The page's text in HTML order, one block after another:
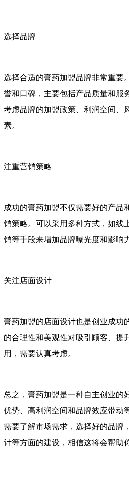
选择品牌
选择合适的膏药加盟品牌非常重要
誉和口碑，主要包括产品质量和服
考虑品牌的加盟政策、利润空间、
素。
注重营销策略
成功的膏药加盟不仅需要好的产品
销策略。可以采用多种方式，如线
销等手段来增加品牌曝光度和影响
关注店面设计
膏药加盟的店面设计也是创业成功
的合理性和美观性对吸引顾客、提
用，需要认真考虑。
总之，膏药加盟是一种自主创业的
优势、高利润空间和品牌效应带动
需要了解市场需求，选择好的品牌
计等方面的建设，相信这将会帮助